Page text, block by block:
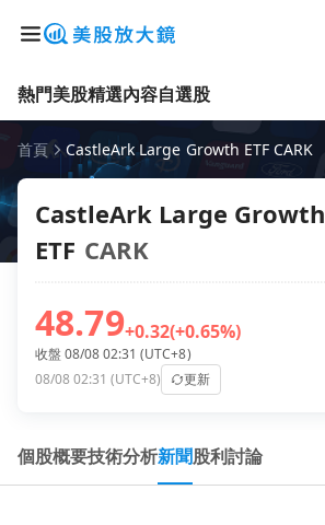
熱門美股精選內容自選股
首頁 CastleArk Large Growth ETF CARK
CastleArk Large Growth
ETF CARK
48.79+0.32(+0.65%)
收盤 08/08 02:31 (UTC+8)
08/08 02:31 (UTC+8)
更新
個股概要技術分析新聞股利討論